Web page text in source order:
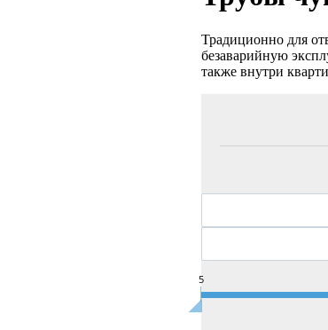
Традиционно для
безаварийную
также внутри
5